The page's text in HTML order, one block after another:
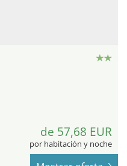
de 57,68 EUR
por habitación y noche